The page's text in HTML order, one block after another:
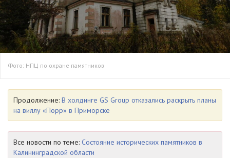
Фото: НПЦ по охране памятников
Продолжение: В холдинге GS Group отказались раскрыть планы
на виллу «Порр» в Приморске
Все новости по теме: Состояние исторических памятников в
Калининградской области